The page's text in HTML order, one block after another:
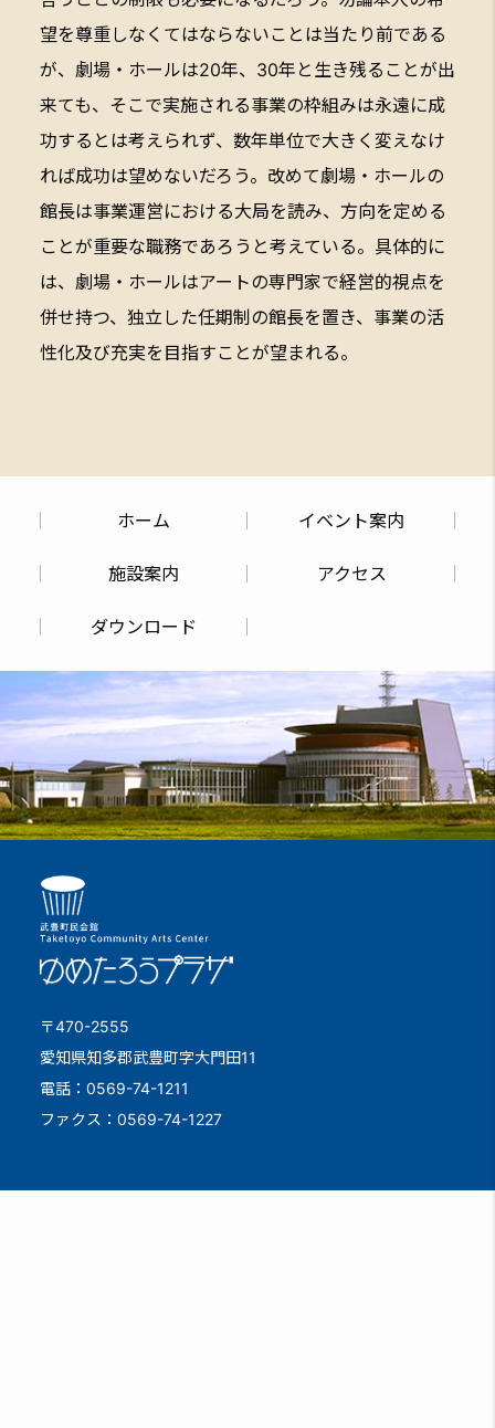
望を尊重しなくてはならないことは当たり前である
が、劇場・ホールは20年、30年と生き残ることが出
来ても、そこで実施される事業の枠組みは永遠に成
功するとは考えられず、数年単位で大きく変えなけ
れば成功は望めないだろう。改めて劇場・ホールの
館長は事業運営における大局を読み、方向を定める
ことが重要な職務であろうと考えている。具体的に
は、劇場・ホールはアートの専門家で経営的視点を
併せ持つ、独立した任期制の館長を置き、事業の活
性化及び充実を目指すことが望まれる。
ホーム イベント案内
施設案内 アクセス
ダウンロード
〒470-2555
愛知県知多郡武豊町字大門田11
電話：0569-74-1211
ファクス：0569-74-1227